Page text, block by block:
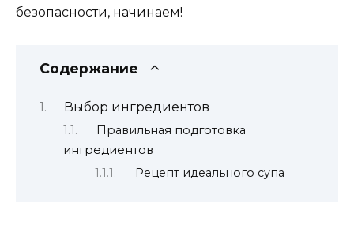
безопасности, начинаем!
Содержание
Выбор ингредиентов
Правильная подготовка
ингредиентов
Рецепт идеального супа